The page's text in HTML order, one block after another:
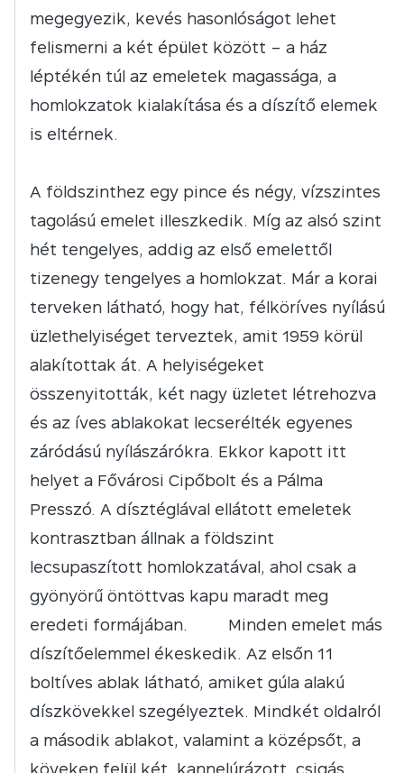
megegyezik, kevés hasonlóságot lehet
felismerni a két épület között – a ház
léptékén túl az emeletek magassága, a
homlokzatok kialakítása és a díszítő elemek
is eltérnek.
A földszinthez egy pince és négy, vízszintes
tagolású emelet illeszkedik. Míg az alsó szint
hét tengelyes, addig az első emelettől
tizenegy tengelyes a homlokzat. Már a korai
terveken látható, hogy hat, félköríves nyílású
üzlethelyiséget terveztek, amit 1959 körül
alakítottak át. A helyiségeket
összenyitották, két nagy üzletet létrehozva
és az íves ablakokat lecserélték egyenes
záródású nyílászárókra. Ekkor kapott itt
helyet a Fővárosi Cipőbolt és a Pálma
Presszó. A dísztéglával ellátott emeletek
kontrasztban állnak a földszint
lecsupaszított homlokzatával, ahol csak a
gyönyörű öntöttvas kapu maradt meg
eredeti formájában. Minden emelet más
díszítőelemmel ékeskedik. Az elsőn 11
boltíves ablak látható, amiket gúla alakú
díszkövekkel szegélyeztek. Mindkét oldalról
a második ablakot, valamint a középsőt, a
köveken felül két, kannelúrázott, csigás